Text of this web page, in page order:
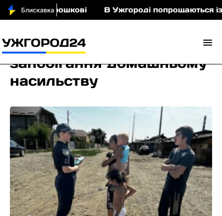
у Порошкові В Ужгороді попрощаються із
запобігання домашньому
насильству